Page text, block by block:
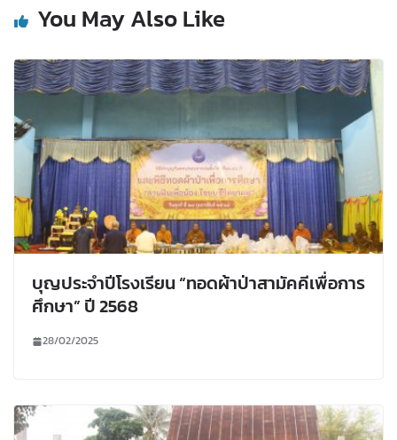
You May Also Like
บุญประจำปีโรงเรียน “ทอดผ้าป่าสามัคคีเพื่อการ
ศึกษา” ปี 2568
28/02/2025